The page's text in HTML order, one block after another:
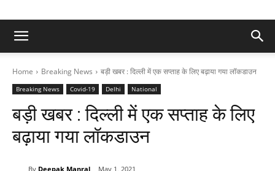
Home Breaking News बड़ी खबर : दिल्ली में एक सप्ताह के लिए बढ़ाया गया लॉकडाउन
Breaking News Covid-19 Delhi National
बड़ी खबर : दिल्ली में एक सप्ताह के लिए
बढ़ाया गया लॉकडाउन
By Deepak Manral May 1, 2021